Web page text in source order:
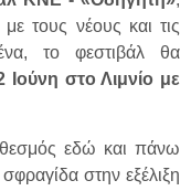
τους νέους και τις
το φεστιβάλ θα
στο Λιμνίο με
εδώ και πάνω
στην εξέλιξη